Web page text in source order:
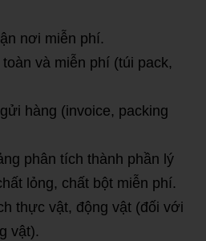
nơi miễn phí.
và miễn phí (túi pack,
hàng (invoice, packing
phân tích thành phần lý
lỏng, chất bột miễn phí.
thực vật, động vật (đối với
vật).